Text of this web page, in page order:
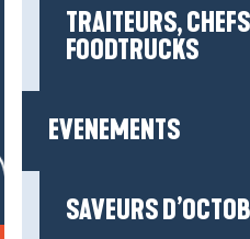
TRAITEURS,
FOODTRUCKS
EVENEMENTS
SAVEURS